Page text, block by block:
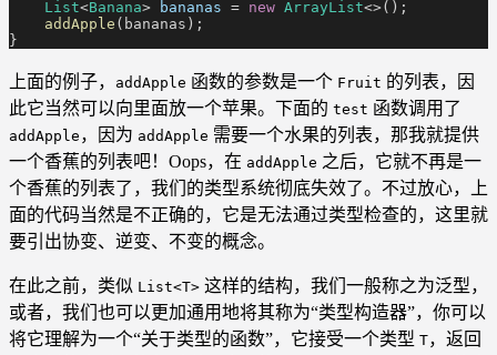
    List
<Banana> bananas = new ArrayList<>();
    addApple
(bananas);
}
上面的例子， addApple 函数的参数是一个 Fruit 的列表，因
此它当然可以向里面放一个苹果。下面的 test 函数调用了
addApple ，因为 addApple 需要一个水果的列表，那我就提供
一个香蕉的列表吧！Oops，在 addApple 之后，它就不再是一
个香蕉的列表了，我们的类型系统彻底失效了。不过放心，上
面的代码当然是不正确的，它是无法通过类型检查的，这里就
要引出协变、逆变、不变的概念。
在此之前，类似 List<T> 这样的结构，我们一般称之为泛型，
或者，我们也可以更加通用地将其称为“类型构造器”，你可以
将它理解为一个“关于类型的函数”，它接受一个类型 T，返回